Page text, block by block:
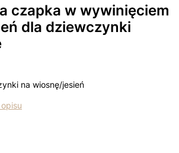
czapka w wywinięciem
dla dziewczynki
na wiosnę/jesień